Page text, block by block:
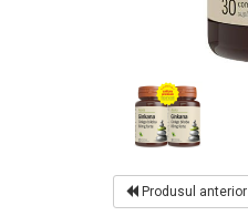
Produsul anterior